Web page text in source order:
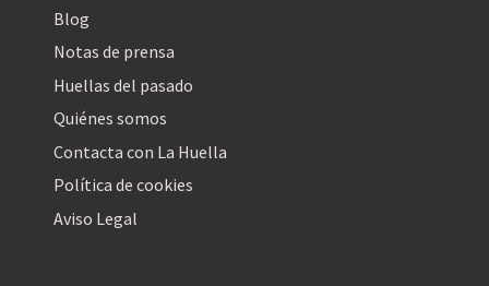
Blog
Notas de prensa
Huellas del pasado
Quiénes somos
Contacta con La Huella
Política de cookies
Aviso Legal